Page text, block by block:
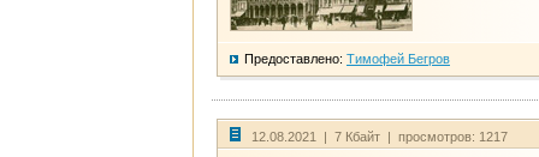
Предоставлено: Тимофей Бегров
12.08.2021 | 7 Кбайт | просмотров: 1217